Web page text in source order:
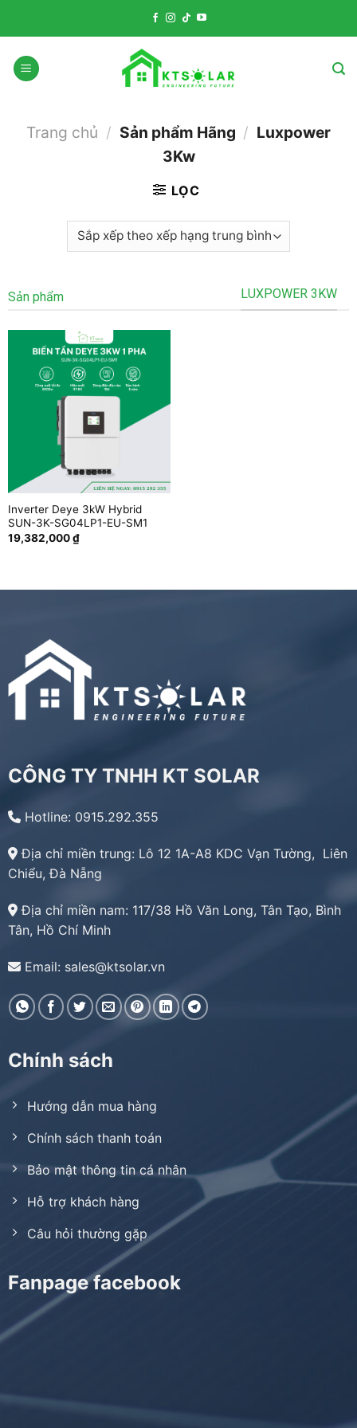
Trang chủ / Sản phẩm Hãng / Luxpower
3Kw
LỌC
Sản phẩm LUXPOWER 3KW
Inverter Deye 3kW Hybrid
SUN-3K-SG04LP1-EU-SM1
19,382,000₫
CÔNG TY TNHH KT SOLAR
Hotline: 0915.292.355
Địa chỉ miền trung: Lô 12 1A-A8 KDC Vạn Tường, Liên
Chiểu, Đà Nẵng
Địa chỉ miền nam: 117/38 Hồ Văn Long, Tân Tạo, Bình
Tân, Hồ Chí Minh
Email: sales@ktsolar.vn
Chính sách
Hướng dẫn mua hàng
Chính sách thanh toán
Bảo mật thông tin cá nhân
Hỗ trợ khách hàng
Câu hỏi thường gặp
Fanpage facebook